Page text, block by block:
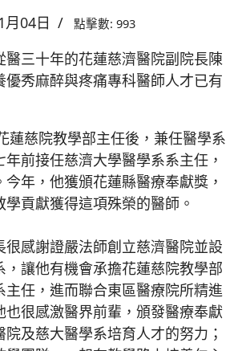
月04日 點擊數: 993
三十年的花蓮慈濟醫院副院長陳
優秀麻醉與疼痛專科醫師人才已有
蓮慈院教學部主任後，兼任醫學系
前接任慈濟大學醫學系系主任，
年，他獲頒花蓮縣醫療奉獻獎，
貢獻獲得這項殊榮的醫師。
感謝證嚴法師創立慈濟醫院並設
，讓他有機會承擔花蓮慈院教學部
主任，進而聯合東區醫療院所精進
也很感激醫界前輩，頒發醫療奉獻
及慈大醫學系培育人才的努力；